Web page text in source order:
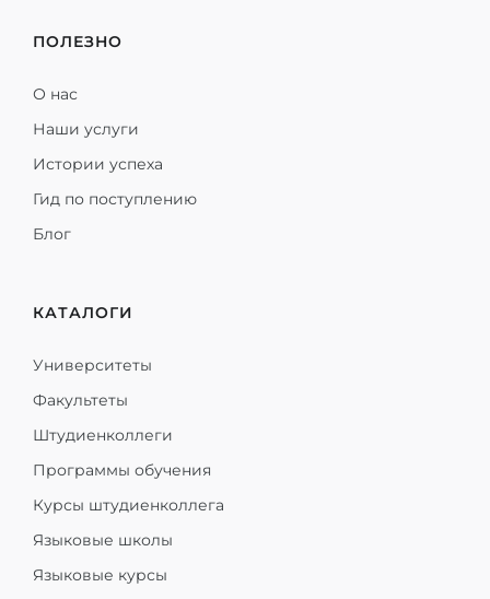
ПОЛЕЗНО
О нас
Наши услуги
Истории успеха
Гид по поступлению
Блог
КАТАЛОГИ
Университеты
Факультеты
Штудиенколлеги
Программы обучения
Курсы штудиенколлега
Языковые школы
Языковые курсы